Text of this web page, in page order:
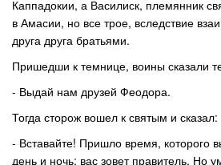
Каппадокии, а Василиск, племянник
в Амасии, но все трое, вследствие
друга друга братьями.
Пришедши к темнице, воины сказали
- Выдай нам друзей Феодора.
Тогда сторож вошел к святым и сказал:
- Вставайте! Пришло время, которого
день и ночь; вас зовет правитель. Но